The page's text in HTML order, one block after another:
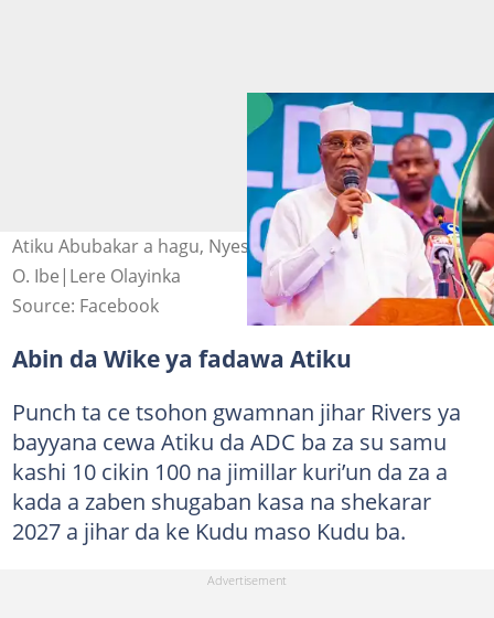
Atiku Abubakar a hagu, Nyesom Wike a dama. Hoto: Paul
O. Ibe|Lere Olayinka
Source: Facebook
Abin da Wike ya fadawa Atiku
Punch ta ce tsohon gwamnan jihar Rivers ya
bayyana cewa Atiku da ADC ba za su samu
kashi 10 cikin 100 na jimillar kuri’un da za a
kada a zaben shugaban kasa na shekarar
2027 a jihar da ke Kudu maso Kudu ba.